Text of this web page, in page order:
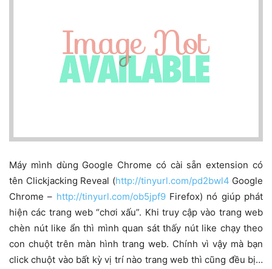
Máy mình dùng Google Chrome có cài sẵn extension có
tên Clickjacking Reveal (http://tinyurl.com/pd2bwl4 Google
Chrome – http://tinyurl.com/ob5jpf9Firefox) nó giúp phát
hiện các trang web “chơi xấu”. Khi truy cập vào trang web
chèn nút like ẩn thì mình quan sát thấy nút like chạy theo
con chuột trên màn hình trang web. Chính vì vậy mà bạn
click chuột vào bất kỳ vị trí nào trang web thì cũng đều bị…